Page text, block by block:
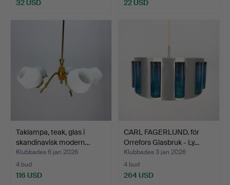
32 USD 22 USD
Taklampa, teak, glas i
skandinavisk modern…
Klubbades 6 jan 2026
4 bud
116 USD
CARL FAGERLUND. för
Orrefors Glasbruk - Ly…
Klubbades 3 jan 2026
4 bud
264 USD